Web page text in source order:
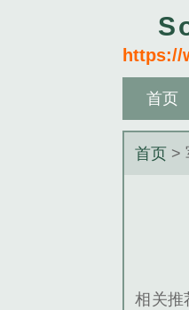
https://
首页
首页 >
相关推